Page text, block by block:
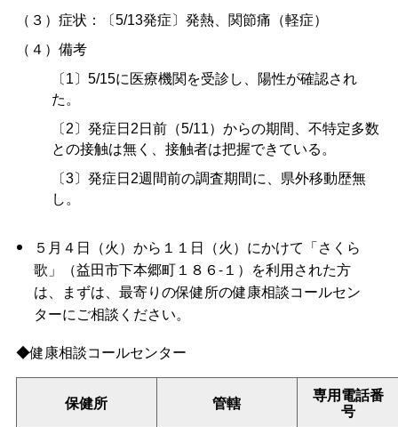
（３）症状：〔5/13発症〕発熱、関節痛（軽症）
（４）備考
〔 1 〕 5/15に医療機関を受診し、陽性が確認され
た。
〔 2 〕発症日 2 日前（5/11）からの期間、不特定多数
との接触は無く、接触者は把握できている。
〔3〕発症日 2週間前の調査期間に、県外移動歴無
し。
５月４日（火）から１１日（火）にかけて「さくら
歌」（益田市下本郷町１８６-１）を利用された方
は、まずは、最寄りの保健所の健康相談コールセン
ターにご相談ください。
◆健康相談コールセンター
保健所 管轄 専用電話番
号